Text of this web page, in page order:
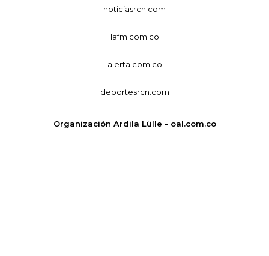
noticiasrcn.com
lafm.com.co
alerta.com.co
deportesrcn.com
Organización Ardila Lülle - oal.com.co